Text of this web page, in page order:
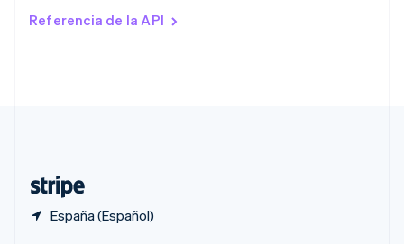
Referencia de la API
España (Español)
English